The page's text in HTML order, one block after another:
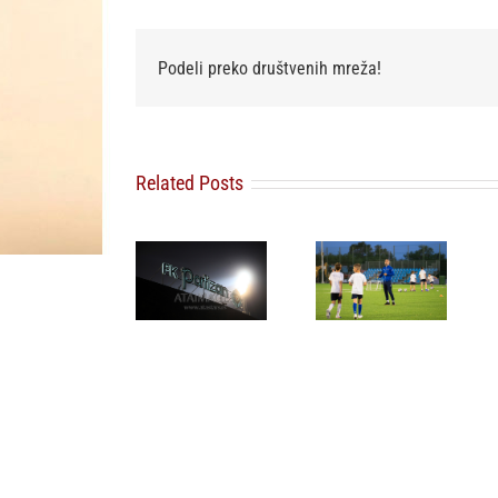
Podeli preko društvenih mreža!
Related Posts
uputio apel
sport u
Beogradu
dobija novu
energiju:
NIKA CUP
podršku
Djaniju
Infantinu za
novi mandat